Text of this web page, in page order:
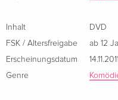
Inhalt
DVD
FSK / Altersfreigabe
ab 12
Erscheinungsdatum
14.11.2011
Genre